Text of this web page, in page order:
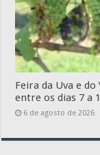
Feira da Uva e
entre os dias 7 a
6 de agosto de 2026